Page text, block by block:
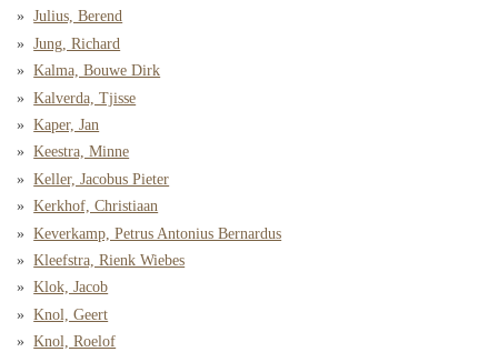
Julius, Berend
Jung, Richard
Kalma, Bouwe Dirk
Kalverda, Tjisse
Kaper, Jan
Keestra, Minne
Keller, Jacobus Pieter
Kerkhof, Christiaan
Keverkamp, Petrus Antonius Bernardus
Kleefstra, Rienk Wiebes
Klok, Jacob
Knol, Geert
Knol, Roelof